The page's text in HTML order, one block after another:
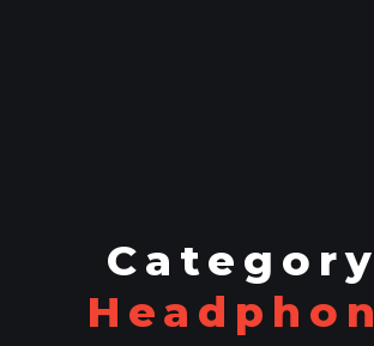
Category